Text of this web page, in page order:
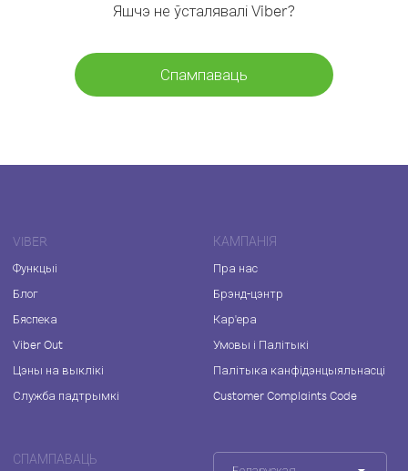
Яшчэ не ўсталявалі Viber?
Спампаваць
VIBER
Функцыі
Блог
Бяспека
Viber Out
Цэны на выклікі
Служба падтрымкі
КАМПАНІЯ
Пра нас
Брэнд-цэнтр
Кар'ера
Умовы і Палітыкі
Палітыка канфідэнцыяльнасці
Customer Complaints Code
СПАМПАВАЦЬ